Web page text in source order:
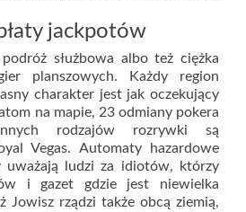
jackpotów
służbowa albo też ciężka
planszowych. Każdy region
charakter jest jak oczekujący
na mapie, 23 odmiany pokera
rodzajów rozrywki są
Vegas. Automaty hazardowe
uważają ludzi za idiotów, którzy
i gazet gdzie jest niewielka
Jowisz rządzi także obcą ziemią,